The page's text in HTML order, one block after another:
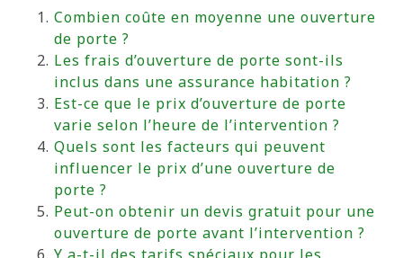
Combien coûte en moyenne une ouverture
de porte ?
Les frais d’ouverture de porte sont-ils
inclus dans une assurance habitation ?
Est-ce que le prix d’ouverture de porte
varie selon l’heure de l’intervention ?
Quels sont les facteurs qui peuvent
influencer le prix d’une ouverture de
porte ?
Peut-on obtenir un devis gratuit pour une
ouverture de porte avant l’intervention ?